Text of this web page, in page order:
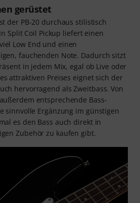
gerüstet
der PB-20 durchaus stilistisch
Split Coil Pickup liefert einen
Low End und einen
fauchenden Note. Dadurch sitzt
in jedem Mix, egal ob Live oder
attraktiven Preises eignet sich der
hervorragend als Zweitbass. Von
entsprechende Bass-
sinnvolle Ergänzung im günstigen
es den Bass auch direkt in
Zubehör zu kaufen gibt.